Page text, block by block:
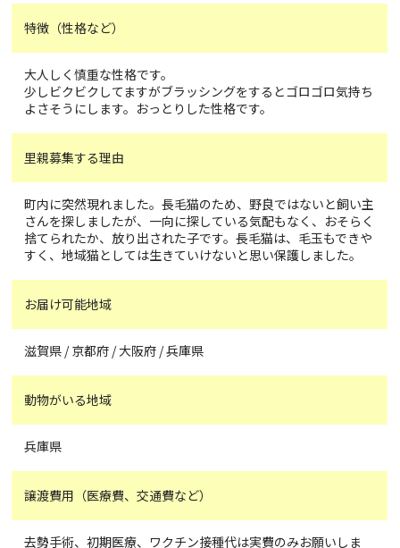
特徴（性格など）
大人しく慎重な性格です。
少しビクビクしてますがブラッシングをするとゴロゴロ気持ち
よさそうにします。おっとりした性格です。
里親募集する理由
町内に突然現れました。長毛猫のため、野良ではないと飼い主
さんを探しましたが、一向に探している気配もなく、おそらく
捨てられたか、放り出された子です。長毛猫は、毛玉もできや
すく、地域猫としては生きていけないと思い保護しました。
お届け可能地域
滋賀県 / 京都府 / 大阪府 / 兵庫県
動物がいる地域
兵庫県
譲渡費用（医療費、交通費など）
去勢手術、初期医療、ワクチン接種代は実費のみお願いしま